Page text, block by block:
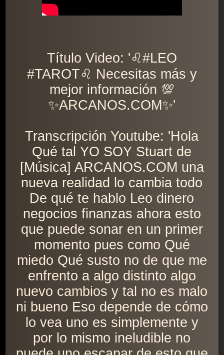
Título Video: '♌️#LEO
#TAROT♌️ Necesitas más y
mejor información 💯
✨ARCANOS.COM✨'
Transcripción Youtube: 'Hola
Qué tal YO SOY Stuart de
[Música] ARCANOS.COM una
nueva realidad lo cambia todo
De qué te hablo Leo dinero
negocios finanzas ahora esto
que puede sonar en un primer
momento pues como Qué
miedo Qué susto no de que me
enfrento a algo distinto algo
nuevo cambios y tal no es malo
ni bueno Eso depende de cómo
lo vea uno es simplemente y
por lo mismo ineludible no